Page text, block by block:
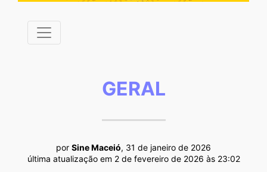
GERAL
por Sine Maceió, 31 de janeiro de 2026
última atualização em 2 de fevereiro de 2026 às 23:02